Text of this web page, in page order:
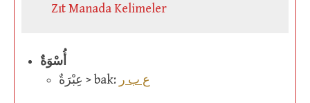
Zıt Manada Kelimeler
أُسْوَةٌ
عِبْرَةٌ > bak: ع ب ر